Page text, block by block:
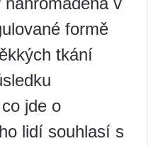
formě
tkání
jde o
lidí souhlasí s